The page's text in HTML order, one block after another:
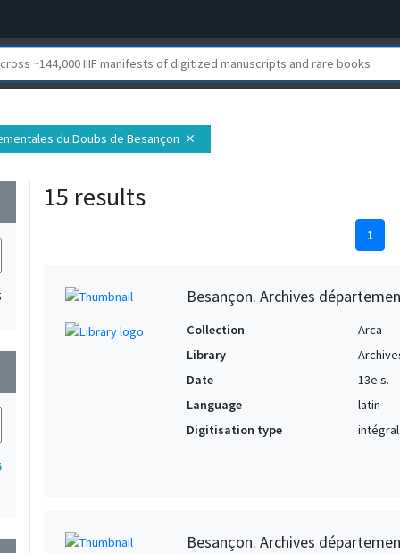
du Doubs de Besançon close
15 results
1
Besançon. Archives
Collection
Arca
Library
Date
13e s.
Language
latin
Digitisation type
intégral
Besançon. Archives